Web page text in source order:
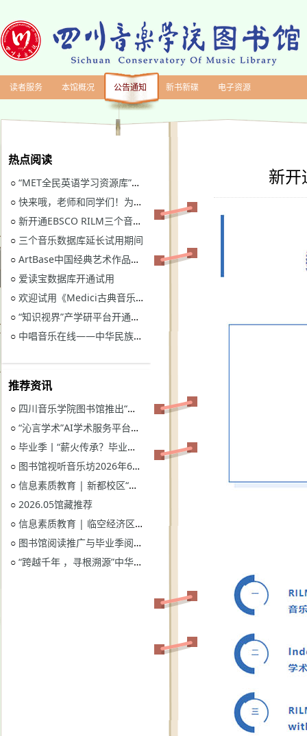
读者服务 本馆概况 公告通知 新书新碟 电子资源
热点阅读
○ “MET全民英语学习资源库”继续开通试用
○ 快来哦，老师和同学们！为川音图书馆“十四五”规划建言献策
○ 新开通EBSCO RILM三个音乐类数据库免费试用
○ 三个音乐数据库延长试用期间
○ ArtBase中国经典艺术作品数据库继续开通试用通知
○ 爱读宝数据库开通试用
○ 欢迎试用《Medici古典音乐视听图书馆》
○ “知识视界”产学研平台开通试用通知
○ 中唱音乐在线——中华民族音乐与戏曲资源库开通试用
推荐资讯
○ 四川音乐学院图书馆推出“忆长征？书香路”纪念中国工农红军长征胜利90周年系列活动
○ “沁言学术”AI学术服务平台开通试用
○ 毕业季丨“薪火传承？毕业生图书漂流”活动
○ 图书馆视听音乐坊2026年6月展播季
○ 信息素质教育 | 新都校区“图书馆多媒体资源的鉴赏和利用”电子资源讲座
○ 2026.05馆藏推荐
○ 信息素质教育 | 临空经济区校区“读秀学术资源一站式获取与电子资源远程访问”电子资源讲座
○ 图书馆阅读推广与毕业季阅读活动意见征集
○ “跨越千年 ，寻根溯源”中华优秀传统文化主题活动获奖名单
新开